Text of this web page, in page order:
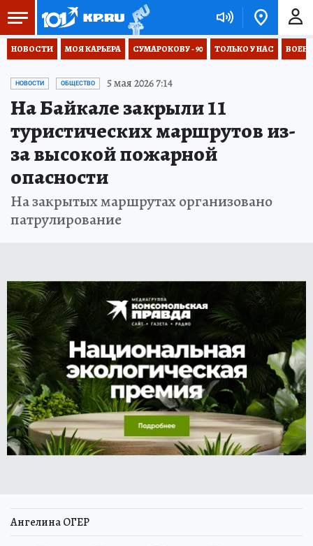
НОВОСТИ МОЯ КАРЬЕРА СУМАРОКОВУ - 90 ТОЛЬКО У НАС
НОВОСТИ ОБЩЕСТВО 5 мая 2026 7:14
На Байкале закрыли 11
туристических маршрутов из-
за высокой пожарной
опасности
На закрытых маршрутах организовано
патрулирование
Ангелина ОГЕР